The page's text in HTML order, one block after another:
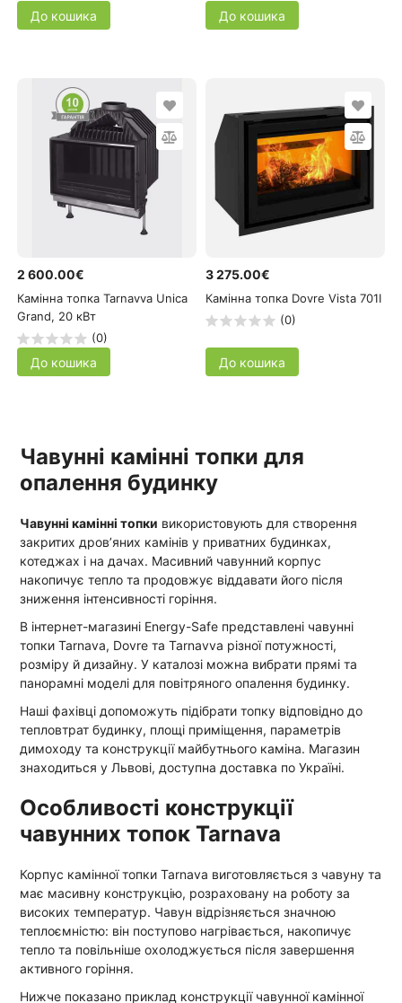
До кошика До кошика
2 600.00€
Камінна топка Tarnavva Unica
Grand, 20 кВт
(0)
До кошика
3 275.00€
Камінна топка Dovre Vista 701I
(0)
До кошика
Чавунні камінні топки для
опалення будинку
Чавунні камінні топки використовують для створення
закритих дров’яних камінів у приватних будинках,
котеджах і на дачах. Масивний чавунний корпус
накопичує тепло та продовжує віддавати його після
зниження інтенсивності горіння.
В інтернет-магазині Energy-Safe представлені чавунні
топки Tarnava, Dovre та Tarnavva різної потужності,
розміру й дизайну. У каталозі можна вибрати прямі та
панорамні моделі для повітряного опалення будинку.
Наші фахівці допоможуть підібрати топку відповідно до
тепловтрат будинку, площі приміщення, параметрів
димоходу та конструкції майбутнього каміна. Магазин
знаходиться у Львові, доступна доставка по Україні.
Особливості конструкції
чавунних топок Tarnava
Корпус камінної топки Tarnava виготовляється з чавуну та
має масивну конструкцію, розраховану на роботу за
високих температур. Чавун відрізняється значною
теплоємністю: він поступово нагрівається, накопичує
тепло та повільніше охолоджується після завершення
активного горіння.
Нижче показано приклад конструкції чавунної камінної